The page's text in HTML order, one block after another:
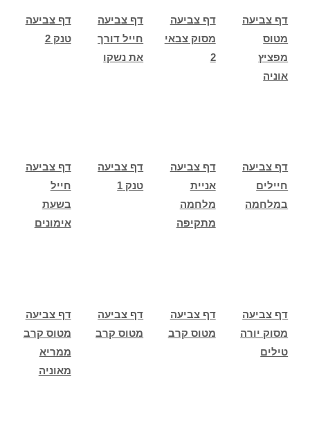
דף צביעה
טנק 2
דף צביעה
חייל דורך
את נשקו
דף צביעה
מסוק צבאי
2
דף צביעה
מטוס
מפציץ
אוניה
דף צביעה
חייל
בשעת
אימונים
דף צביעה
טנק 1
דף צביעה
אניית
מלחמה
מתקיפה
דף צביעה
חיילים
במלחמה
דף צביעה
מטוס קרב
ממריא
מאוניה
דף צביעה
מטוס קרב
דף צביעה
מטוס קרב
דף צביעה
מסוק יורה
טילים